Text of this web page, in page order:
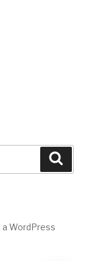
a WordPress